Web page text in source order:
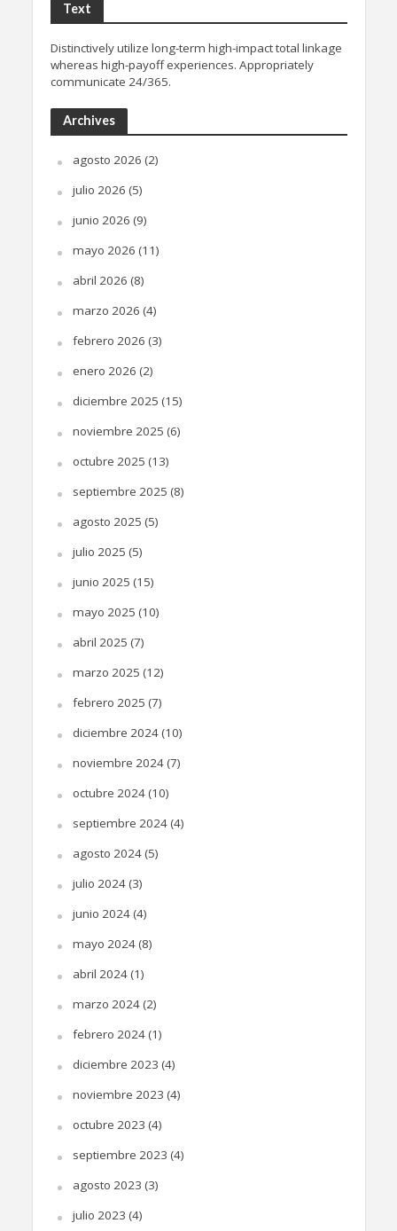
Text
Distinctively utilize long-term high-impact total linkage
whereas high-payoff experiences. Appropriately
communicate 24/365.
Archives
agosto 2026 (2)
julio 2026 (5)
junio 2026 (9)
mayo 2026 (11)
abril 2026 (8)
marzo 2026 (4)
febrero 2026 (3)
enero 2026 (2)
diciembre 2025 (15)
noviembre 2025 (6)
octubre 2025 (13)
septiembre 2025 (8)
agosto 2025 (5)
julio 2025 (5)
junio 2025 (15)
mayo 2025 (10)
abril 2025 (7)
marzo 2025 (12)
febrero 2025 (7)
diciembre 2024(10)
noviembre 2024(7)
octubre 2024(10)
septiembre 2024(4)
agosto 2024(5)
julio 2024(3)
junio 2024(4)
mayo 2024(8)
abril 2024(1)
marzo 2024(2)
febrero 2024(1)
diciembre 2023 (4)
noviembre 2023 (4)
octubre 2023 (4)
septiembre 2023 (4)
agosto 2023 (3)
julio 2023 (4)